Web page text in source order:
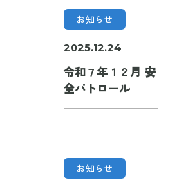
お知らせ
2025.12.24
令和７年１２月 安
全パトロール
お知らせ